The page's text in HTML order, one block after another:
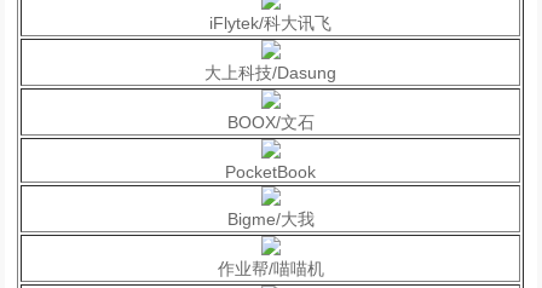
iFlytek/科大讯飞
大上科技/Dasung
BOOX/文石
PocketBook
Bigme/大我
作业帮/喵喵机